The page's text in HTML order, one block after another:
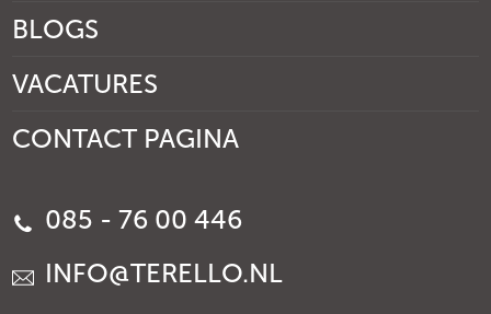
BLOGS
VACATURES
CONTACT PAGINA
085 - 76 00 446
INFO@TERELLO.NL